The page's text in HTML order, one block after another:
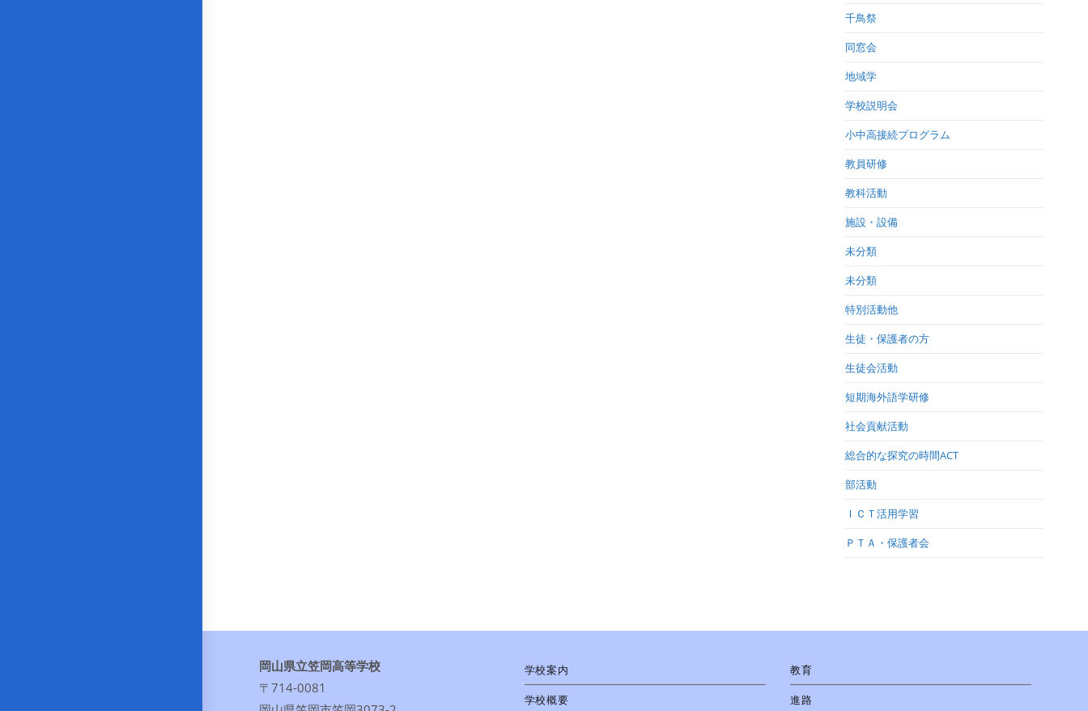
千鳥祭
同窓会
地域学
学校説明会
小中高接続プログラム
教員研修
教科活動
施設・設備
未分類
未分類
特別活動他
生徒・保護者の方
生徒会活動
短期海外語学研修
社会貢献活動
総合的な探究の時間ACT
部活動
ＩＣＴ活用学習
ＰＴＡ・保護者会
岡山県立笠岡高等学校
〒714-0081
学校案内
学校概要
教育
進路